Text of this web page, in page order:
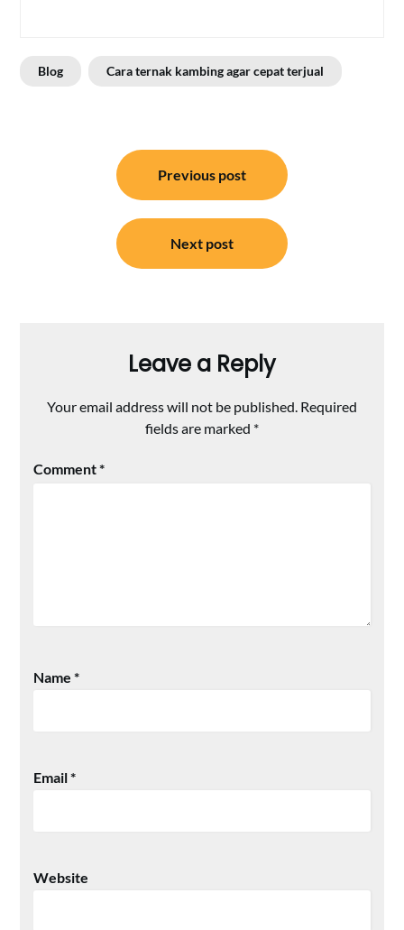
Blog Cara ternak kambing agar cepat terjual
navigation
Previous post
Next post
Leave a Reply
Your email address will not be published. Required
fields are marked *
Comment*
Name*
Email*
Website